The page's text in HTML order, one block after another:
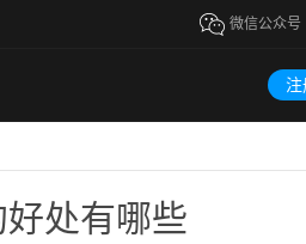
微信公众号
处有哪些